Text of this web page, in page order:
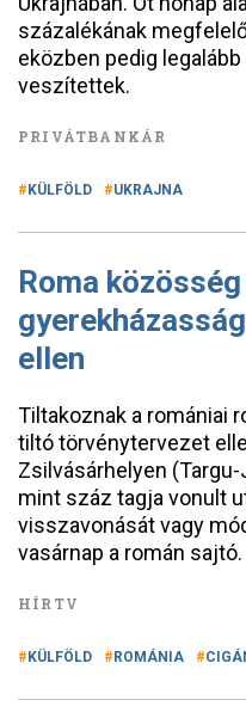
százalékának
eközben pedig
veszítettek.
PRIVÁTBANKÁR
KÜLFÖLD UKRAJNA
Roma
ellen
Tiltakoznak a romániai
tiltó törvénytervezet
Zsilvásárhelyen
mint száz tagja vonult
visszavonását vagy
vasárnap a román sajtó.
HÍRTV
KÜLFÖLD ROMÁNIA